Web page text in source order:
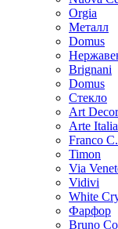
Orgia
Металл
Domus
Brignani
Domus
Стекло
Art Decor
Arte Italia
Franco
Timon
Via
Vidivi
White
Фарфор
Bruno